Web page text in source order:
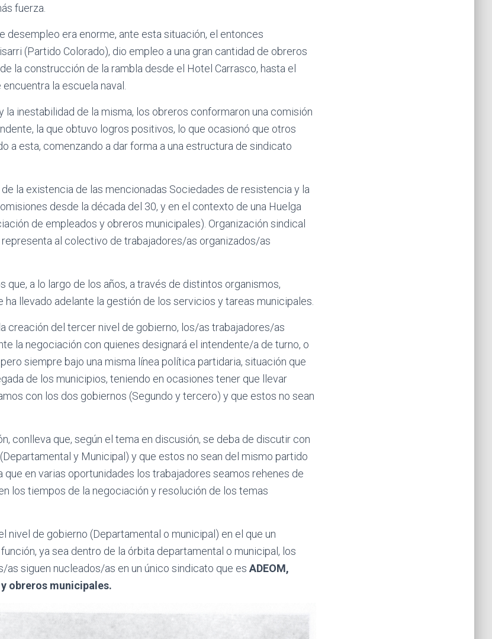
fuerza.
desempleo era enorme, ante esta situación, el entonces
(Partido Colorado), dio empleo a una gran cantidad de obreros
la construcción de la rambla desde el Hotel Carrasco, hasta el
la escuela naval.
la inestabilidad de la misma, los obreros conformaron una comisión
la que obtuvo logros positivos, lo que ocasionó que otros
a esta, comenzando a dar forma a una estructura de sindicato
la existencia de las mencionadas Sociedades de resistencia y la
desde la década del 30, y en el contexto de una Huelga
de empleados y obreros municipales). Organización sindical
representa al colectivo de trabajadores/as organizados/as
que, a lo largo de los años, a través de distintos organismos,
llevado adelante la gestión de los servicios y tareas municipales.
creación del tercer nivel de gobierno, los/as trabajadores/as
la negociación con quienes designará el intendente/a de turno, o
siempre bajo una misma línea política partidaria, situación que
de los municipios, teniendo en ocasiones tener que llevar
con los dos gobiernos (Segundo y tercero) y que estos no sean
conlleva que, según el tema en discusión, se deba de discutir con
y Municipal) y que estos no sean del mismo partido
que en varias oportunidades los trabajadores seamos rehenes de
los tiempos de la negociación y resolución de los temas
nivel de gobierno (Departamental o municipal) en el que un
ya sea dentro de la órbita departamental o municipal, los
siguen nucleados/as en un único sindicato que es ADEOM,
obreros municipales.